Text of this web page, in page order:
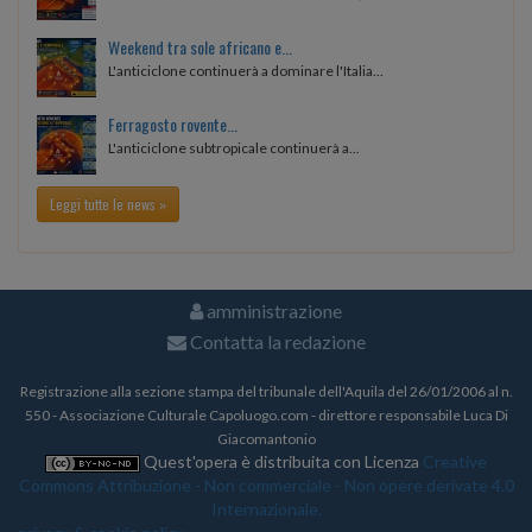
Weekend tra sole africano e...
L'anticiclone continuerà a dominare l'Italia...
Ferragosto rovente...
L'anticiclone subtropicale continuerà a...
Leggi tutte le news »
amministrazione
Contatta la redazione
Registrazione alla sezione stampa del tribunale dell'Aquila del 26/01/2006 al n.
550 - Associazione Culturale Capoluogo.com - direttore responsabile Luca Di
Giacomantonio
Quest'opera è distribuita con Licenza Creative
Commons Attribuzione - Non commerciale - Non opere derivate 4.0
Internazionale.